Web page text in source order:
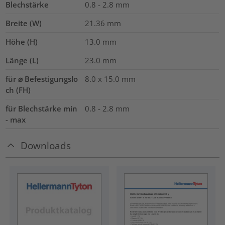
Blechstärke 0.8 - 2.8 mm
Breite (W)
21.36 mm
Höhe (H)
13.0 mm
Länge (L)
23.0 mm
für ⌀ Befestigungslo
ch (FH)
8.0 x 15.0 mm
für Blechstärke min
- max
0.8 - 2.8 mm
Downloads